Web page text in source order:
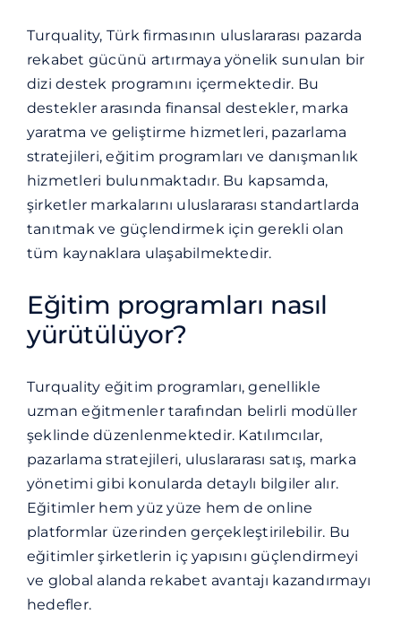
Turquality, Türk firmasının uluslararası pazarda
rekabet gücünü artırmaya yönelik sunulan bir
dizi destek programını içermektedir. Bu
destekler arasında finansal destekler, marka
yaratma ve geliştirme hizmetleri, pazarlama
stratejileri, eğitim programları ve danışmanlık
hizmetleri bulunmaktadır. Bu kapsamda,
şirketler markalarını uluslararası standartlarda
tanıtmak ve güçlendirmek için gerekli olan
tüm kaynaklara ulaşabilmektedir.
Eğitim programları nasıl
yürütülüyor?
Turquality eğitim programları, genellikle
uzman eğitmenler tarafından belirli modüller
şeklinde düzenlenmektedir. Katılımcılar,
pazarlama stratejileri, uluslararası satış, marka
yönetimi gibi konularda detaylı bilgiler alır.
Eğitimler hem yüz yüze hem de online
platformlar üzerinden gerçekleştirilebilir. Bu
eğitimler şirketlerin iç yapısını güçlendirmeyi
ve global alanda rekabet avantajı kazandırmayı
hedefler.